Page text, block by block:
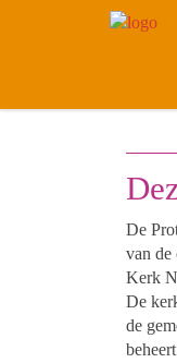
De
van de
Kerk
De
de